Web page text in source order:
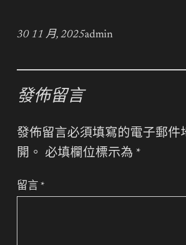
30 11 月, 2025admin
發佈留言
發佈留言必須填寫的電子郵件
開。 必填欄位標示為 *
留言 *